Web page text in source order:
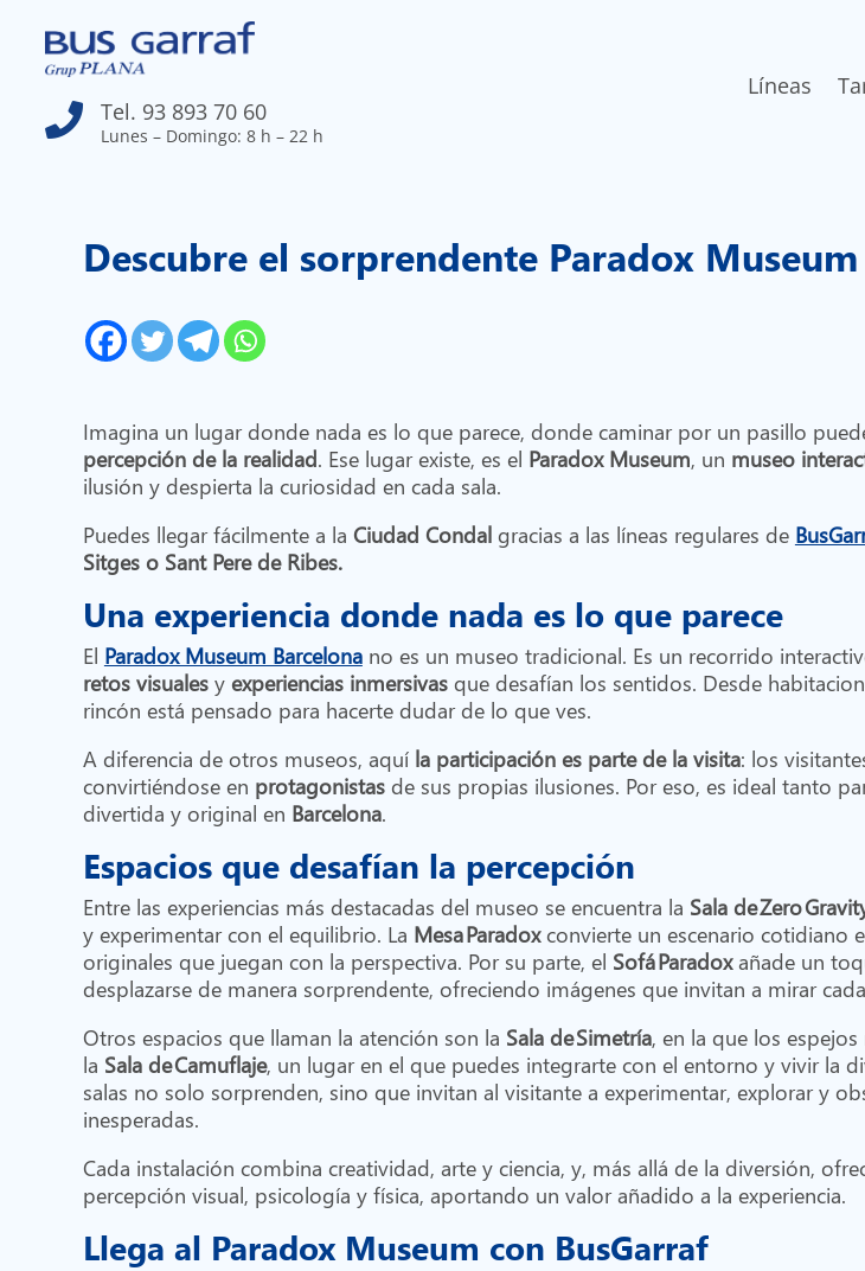
 Tel. 93 893 70 60
Lunes – Domingo: 8 h – 22 h
Líneas
Descubre el sorprendente Paradox
Imagina un lugar donde nada es lo que parece, donde caminar por un pasillo
percepción de la realidad. Ese lugar existe, es el Paradox Museum, un museo
ilusión y despierta la curiosidad en cada sala.
Puedes llegar fácilmente a la Ciudad Condal gracias a las líneas regulares de
Sitges o Sant Pere de Ribes.
Una experiencia donde nada es lo que parece
El Paradox Museum Barcelonano es un museo tradicional. Es un recorrido
retos visualesyexperiencias inmersivasque desafían los sentidos. Desde
rincón está pensado para hacerte dudar de lo que ves.
A diferencia de otros museos, aquí la participación es parte de la visita: los
convirtiéndose en protagonistasde sus propias ilusiones. Por eso, es ideal tanto
divertida y original en Barcelona.
Espacios que desafían la percepción
Entre las experiencias más destacadas del museo se encuentra la Sala de Zero
y experimentar con el equilibrio. La Mesa Paradoxconvierte un escenario cotidiano
originales que juegan con la perspectiva. Por su parte, el Sofá Paradoxañade un
desplazarse de manera sorprendente, ofreciendo imágenes que invitan a mirar
Otros espacios que llaman la atención son la Sala de Simetría, en la que los
la Sala de Camuflaje, un lugar en el que puedes integrarte con el entorno y vivir la
salas no solo sorprenden, sino que invitan al visitante a experimentar, explorar y
inesperadas.
Cada instalación combina creatividad, arte y ciencia, y, más allá de la diversión,
percepción visual, psicología y física, aportando un valor añadido a la experiencia.
Llega al Paradox Museum con BusGarraf